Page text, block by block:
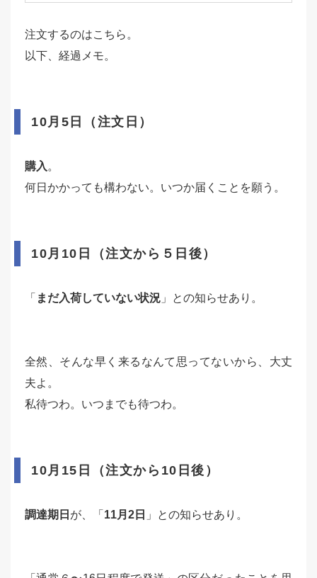
注文するのはこちら。
以下、経過メモ。
10月5日（注文日）
購入 。
何日かかっても構わない。いつか届くことを願う。
10月10日（注文から５日後）
「 まだ入荷していない状況 」との知らせあり。
全然、そんな早く来るなんて思ってないから、大丈
夫よ。
私待つわ。いつまでも待つわ。
10月15日（注文から10日後）
調達期日 が、「 11月2日 」との知らせあり。